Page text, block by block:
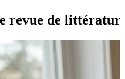
revue de